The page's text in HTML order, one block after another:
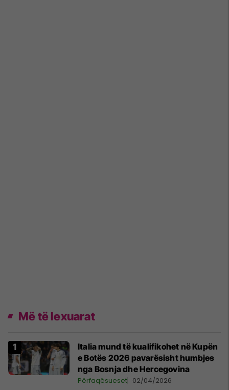
Më të lexuarat
Italia mund të kualifikohet në Kupën
e Botës 2026 pavarësisht humbjes
nga Bosnja dhe Hercegovina
Përfaqësueset 02/04/2026